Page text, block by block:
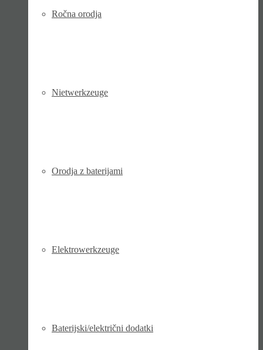
Ročna orodja
Niet­werk­zeuge
Orodja z baterijami
Elektro­werk­zeuge
Baterijski/električni dodatki